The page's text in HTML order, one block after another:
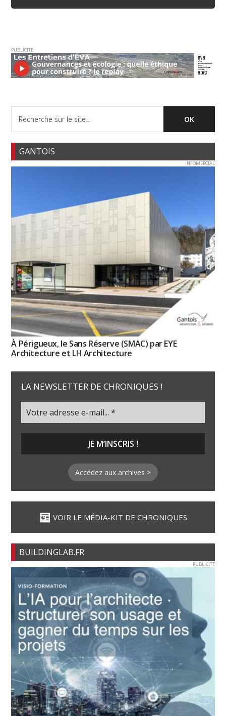
PUBLICITE
GANTOIS
INFOMERCIAL
À Périgueux, le Sans Réserve (SMAC) par EYE
Architecture et LH Architecture
LA NEWSLETTER DE CHRONIQUES !
Accédez aux archives >
VOIR LE MÉDIA-KIT DE CHRONIQUES
BUILDINGLAB.FR
PUBLICITE